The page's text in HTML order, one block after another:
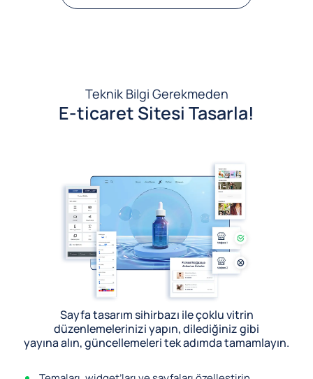
Teknik Bilgi Gerekmeden
E-ticaret Sitesi Tasarla!
Sayfa tasarım sihirbazı ile çoklu vitrin
düzenlemelerinizi yapın, dilediğiniz gibi
yayına alın, güncellemeleri tek adımda tamamlayın.